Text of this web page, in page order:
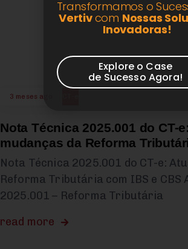
3 meses ago
Nota Técnica 2025.001 do CT-
mudanças da Reforma
Nota Técnica 2025.001 do CT-e:
Reforma Tributária com IBS e CBS
2025.001 – Reforma Tributária
read more
Transformamos o
Vertivcom Nossas
Inovadoras!
Explore o Case
de Sucesso Agora!